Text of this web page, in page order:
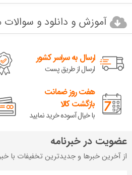
آموزش و دانلود و سوالات
ارسال به سراسر کشور
ارسال از طریق پست
هفت روز ضمانت
بازگشت کالا
با خیال آسوده خرید نمایید
عضویت در خبرنامه
از آخرین خبرها و جدیدترین تخفیفات با